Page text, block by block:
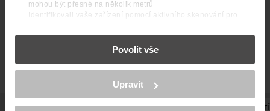
mohou být přesné na několik metrů
Identifikovali vaše zařízení pomocí aktivního skenování pro
konkrétní charakteristiky (otisk prstu)
Zjistěte více o tom, jak zpracováváme vaše osobní údaje, a nastavte
části s podrobnostmi . Svůj souhlas můžete kdykoliv
K provozu stránek, personalizaci obsahu a reklam, funkcí sociálních
médií, analýze návštěvnosti, které mohou nést osobní údaje.
Více najdete vprohlášení o ochraně osobních údajů.
Povolit vše
Upravit
POPIS POUŽITÍ SLOŽENÍ SKLADOVÁNÍ STUPEŇ KRYTÍ